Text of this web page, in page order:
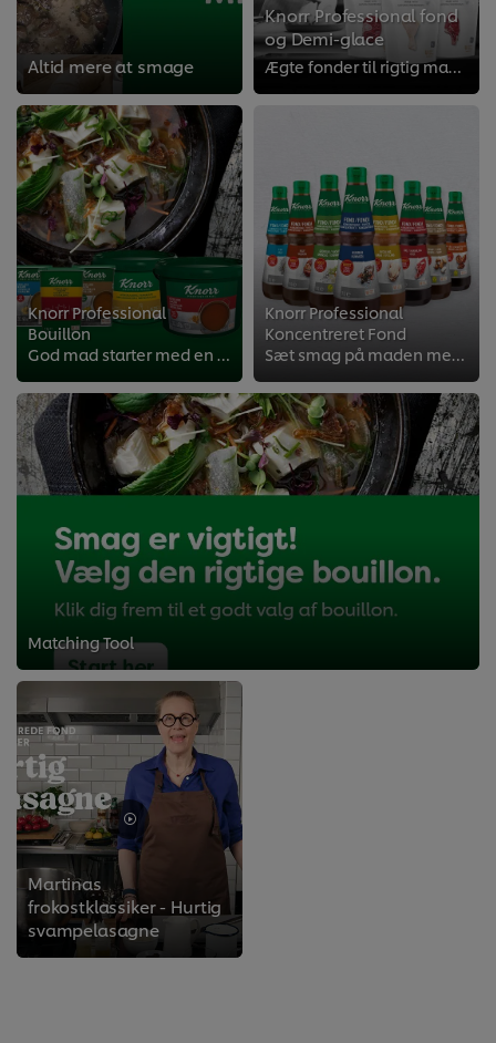
>
Altid mere at smage
Knorr Professional fond
og Demi-glace
Ægte fonder til rigtig madlavning
Knorr Professional
Bouillon
God mad starter med en base af høj kvalitet.
Knorr Professional
Koncentreret Fond
Sæt smag på maden med fonder fra Knorr Professional
Matching Tool
Martinas
frokostklassiker - Hurtig
svampelasagne